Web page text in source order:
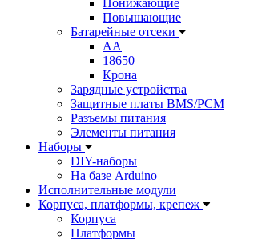
Повышающие
Батарейные отсеки
AA
18650
Крона
Зарядные устройства
Защитные платы BMS/PCM
Разъемы питания
Элементы питания
Наборы
DIY-наборы
На базе Arduino
Исполнительные модули
Корпуса, платформы, крепеж
Корпуса
Платформы